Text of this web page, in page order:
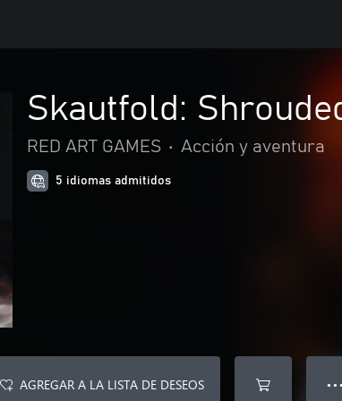
Skautfold:
RED ART GAMES • Acción y aventura
5 idiomas admitidos
AGREGAR A LA LISTA DE DESEOS ● ● ●